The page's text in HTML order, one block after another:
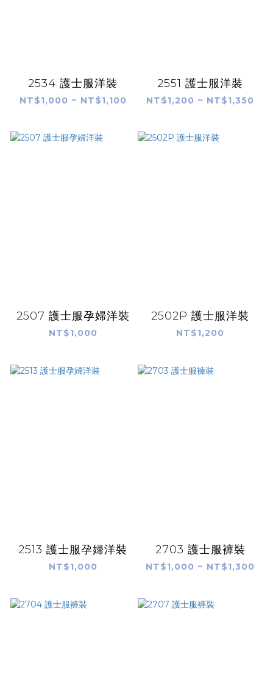
2534 護士服洋裝
NT$1,000 ~ NT$1,100
2551 護士服洋裝
NT$1,200 ~ NT$1,350
2507 護士服孕婦洋裝
NT$1,000
2502P 護士服洋裝
NT$1,200
2513 護士服孕婦洋裝
NT$1,000
2703 護士服褲裝
NT$1,000 ~ NT$1,300